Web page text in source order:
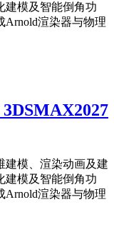
建模及智能倒角功
Arnold渲染器与物理
3DSMAX2027
建模、渲染动画及建
建模及智能倒角功
Arnold渲染器与物理